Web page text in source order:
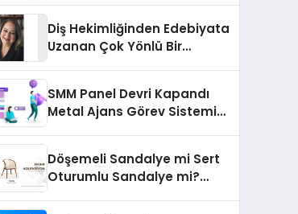
Diş Hekimliğinden Edebiyata
Uzanan Çok Yönlü Bir
SMM Panel Devri Kapandı
Metal Ajans Görev Sistemi
Döşemeli Sandalye mi Sert
Oturumlu Sandalye mi?